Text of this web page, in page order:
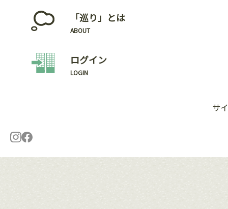
「巡り」とは
ABOUT
ログイン
LOGIN
サ